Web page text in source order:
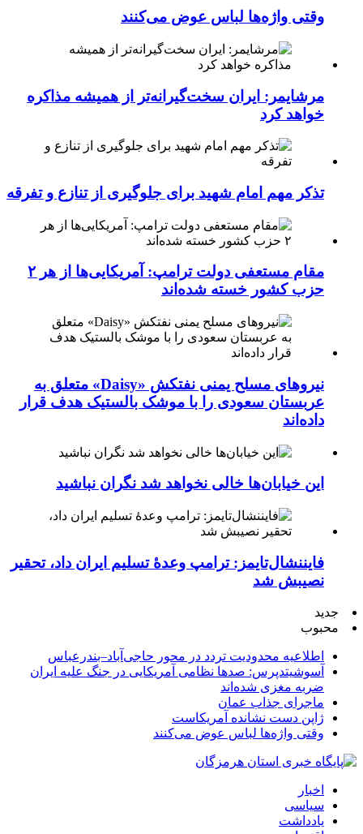
وقتی واژه‌ها لباس عوض می‌کنند
مرشایمر: ایران سخت‌گیرانه‌تر از همیشه مذاکره
خواهد کرد
تذکر مهم امام شهید برای جلوگیری از تنازع و تفرقه
مقام مستعفی دولت ترامپ: آمریکایی‌ها از هر ۲
حزب کشور خسته شده‌اند
نیروهای مسلح یمنی نفتکش «Daisy» متعلق به
عربستان سعودی را با موشک بالستیک هدف قرار
داده‌اند
این خیابان‌ها خالی نخواهد شد نگران نباشید
فایننشال‌تایمز: ترامپ وعدۀ تسلیم ایران داد، تحقیر
نصیبش شد
جدید
محبوب
اطلاعیه محدودیت تردد در محور حاجی‌آباد–بندرعباس
آسوشیتدپرس: صدها نظامی آمریکایی در جنگ علیه ایران
ضربه مغزی شده‌اند
ماجرای جذاب عمان
ژاپن دست نشانده آمریکاست
وقتی واژه‌ها لباس عوض می‌کنند
اخبار
سیاسی
یادداشت